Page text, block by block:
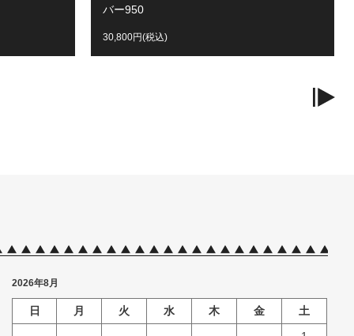
バー950
30,800円(税込)
2026年8月
日 月 火 水 木 金
土